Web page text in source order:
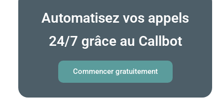
Automatisez vos appels
24/7 grâce au Callbot
Commencer gratuitement